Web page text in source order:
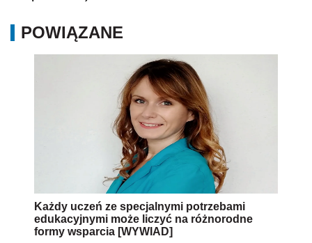
POWIĄZANE
Każdy uczeń ze specjalnymi potrzebami
edukacyjnymi może liczyć na różnorodne
formy wsparcia [WYWIAD]